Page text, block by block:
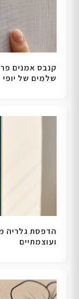
שלמים של יופי
הדפסת גלריה
ועוצמתיים